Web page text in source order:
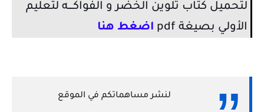
لتحميل كتاب تلوين الخضر و الفواكــــه لتعليم
الأولي بصيغة pdf
اضغط هنا
لنشر مساهماتكم في الموقع